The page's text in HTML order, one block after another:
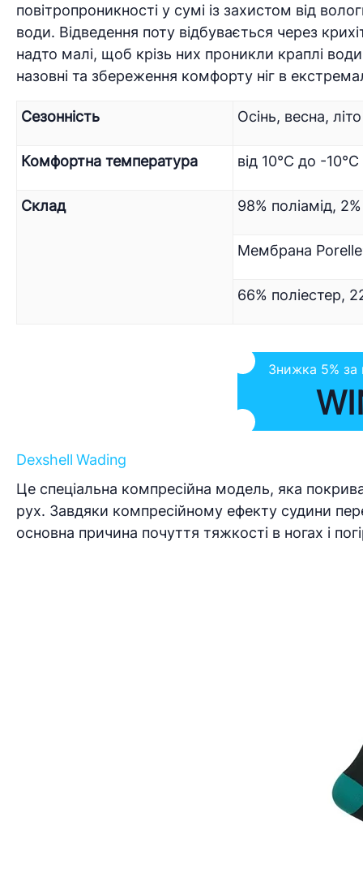
повітропроникності у сумі із захистом від
води. Відведення поту відбувається через
надто малі, щоб крізь них проникли краплі
назовні та збереження комфорту ніг в
Сезонність Осінь, весна, літо
Комфортна температура від 10°C до -10°C
Склад 98% поліамід,
Мембрана
66% поліестер,
Знижка 5%
Dexshell Wading
Це спеціальна компресійна модель, яка
рух. Завдяки компресійному ефекту судини
основна причина почуття тяжкості в ногах і